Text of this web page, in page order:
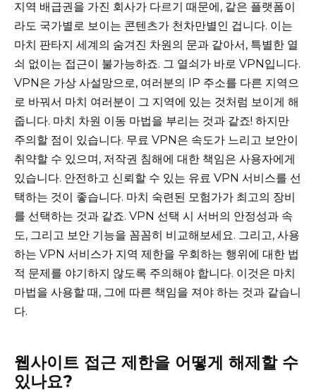
지역 배급권을 가진 회사가 다르기 때문에, 같은 플랫폼이
라도 국가별로 보이는 콘텐츠가 천차만별인 겁니다. 이는
마치 판타지 세계의 숨겨진 차원의 문과 같아서, 특별한 열
쇠 없이는 접근이 불가능하죠. 그 열쇠가 바로 VPN입니다.
VPN은 가상 사설망으로, 여러분의 IP 주소를 다른 지역으
로 바꿔서 마치 여러분이 그 지역에 있는 것처럼 보이게 해
줍니다. 마치 차원 이동 마법을 부리는 것과 같죠! 하지만
주의할 점이 있습니다. 무료 VPN은 속도가 느리고 보안이
취약할 수 있으며, 저작권 침해에 대한 책임은 사용자에게
있습니다. 안전하고 신뢰할 수 있는 유료 VPN 서비스를 선
택하는 것이 좋습니다. 마치 숙련된 모험가가 최고의 장비
를 선택하는 것과 같죠. VPN 선택 시 서버의 안정성과 속
도, 그리고 보안 기능을 꼼꼼히 비교해보세요. 그리고, 사용
하는 VPN 서비스가 지역 제한을 우회하는 행위에 대한 법
적 문제를 야기하지 않도록 주의해야 합니다. 이것은 마치
마법을 사용할 때, 그에 따른 책임을 져야 하는 것과 같습니
다.
웹사이트 접근 제한을 어떻게 해제할 수
있나요?